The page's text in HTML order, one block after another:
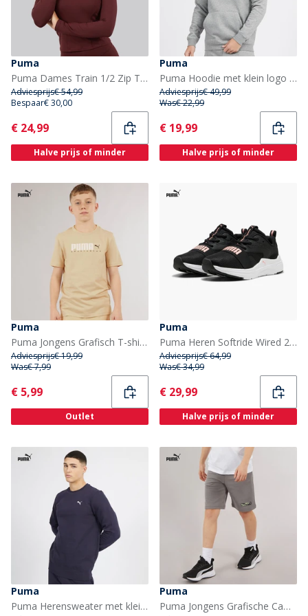
Puma
Puma Dames Train 1/2 Zip Training Top Aubergine
Adviesprijs€ 54,99
Bespaar€ 30,00
Current
€ 24,99
Halve prijs of minder
Puma
Puma Hoodie met klein logo Heren Medium grijs melange
Adviesprijs€ 49,99
Was€ 22,99
Current
€ 19,99
Halve prijs of minder
Puma
Puma Jongens Grafisch T-shirt Putty
Adviesprijs€ 19,99
Was€ 7,99
Current
€ 5,99
Outlet
Puma
Puma Heren Softride Wired 2 Sneakers Zwart/Roze/Wit
Adviesprijs€ 64,99
Was€ 34,99
Current
€ 29,99
Halve prijs of minder
Puma
Puma Herensweater met klein logo Crew Navy Blauw
Puma
Puma Jongens Grafische Camo Shorts Cast Iron